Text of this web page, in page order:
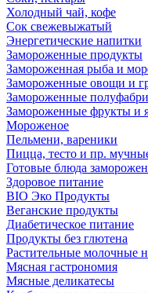
Холодный чай, кофе
Сок свежевыжатый
Энергетические напитки
Замороженные продукты
Замороженная рыба и
Замороженные овощи и
Замороженные
Замороженные фрукты и
Мороженое
Пельмени, вареники
Пицца, тесто и пр.
Готовые блюда
Здоровое питание
BIO Эко Продукты
Веганские продукты
Диабетическое питание
Продукты без глютена
Растительные молочные
Мясная гастрономия
Мясные деликатесы